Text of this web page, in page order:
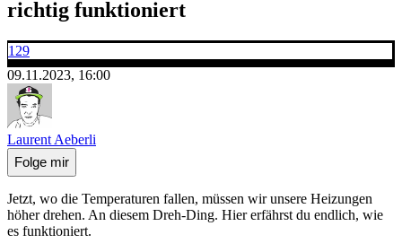
richtig funktioniert
129
09.11.2023, 16:00
Laurent Aeberli
Folge mir
Jetzt, wo die Temperaturen fallen, müssen wir unsere Heizungen
höher drehen. An diesem Dreh-Ding. Hier erfährst du endlich, wie
es funktioniert.